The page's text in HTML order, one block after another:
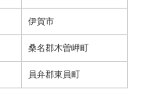
伊賀市
桑名郡木曽岬町
員弁郡東員町